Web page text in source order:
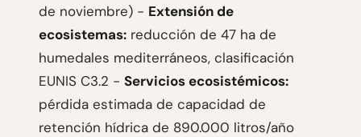
de noviembre) - Extensión de
ecosistemas: reducción de 47 ha de
humedales mediterráneos, clasificación
EUNIS C3.2 - Servicios ecosistémicos:
pérdida estimada de capacidad de
retención hídrica de 890.000 litros/año